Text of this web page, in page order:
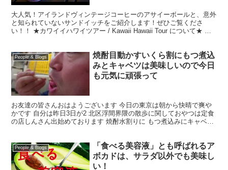
大人気！アイランドヴィンテージコーヒーのアサイーボールと、意外
と知られていないサンドイッチをご紹介します！ぜひご覧くださ
い！！ ★カワイイハワイツアー / Kawaii Hawaii Tour について★ 日
People & Blogs
焼酎目動かすいくら割にもつ煮込
みとキャベツは美味しいので今日
も元気に頑張って
お友達の皆さんおはようございます 今日の東京は朝から快晴で爽や
かです 自分は昨日3日が2 北区浮間界隈の散歩に関しておやつは定食
の店しんさん出始めております 焼酎水割りに もつ煮込みにキャベツ
People & Blogs
「食べる美容液」とも呼ばれるア
ボカドは、サラダ以外でも美味し
い！